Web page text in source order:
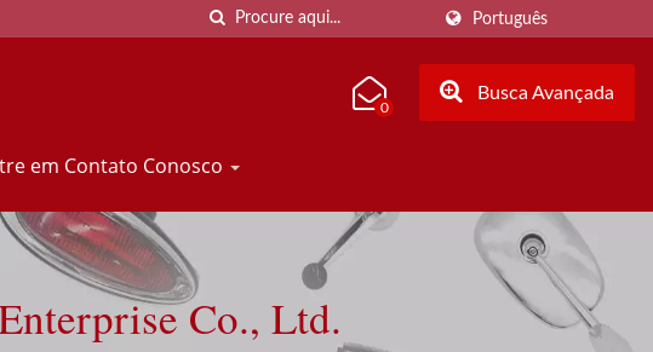
Português
em Contato Conosco
0
Busca Avançada
| Pan Taiwan Enterprise Co., Ltd.